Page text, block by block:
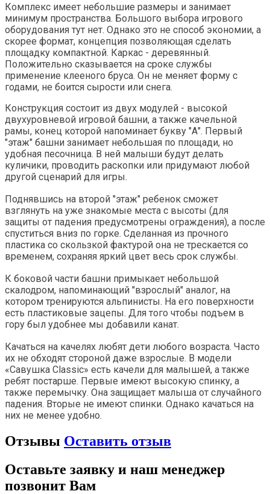
Комплекс имеет небольшие размеры и занимает
минимум пространства. Большого выбора игрового
оборудования тут нет. Однако это не способ экономии, а
скорее формат, концепция позволяющая сделать
площадку компактной. Каркас - деревянный.
Положительно сказывается на сроке службы
применение клееного бруса. Он не меняет форму с
годами, не боится сырости или снега.
Конструкция состоит из двух модулей - высокой
двухуровневой игровой башни, а также качельной
рамы, конец которой напоминает букву "А". Первый
"этаж" башни занимает небольшая по площади, но
удобная песочница. В ней малыши будут делать
куличики, проводить раскопки или придумают любой
другой сценарий для игры.
Поднявшись на второй "этаж" ребенок сможет
взглянуть на уже знакомые места с высоты (для
защиты от падения предусмотрены ограждения), а после
спуститься вниз по горке. Сделанная из прочного
пластика со скользкой фактурой она не трескается со
временем, сохраняя яркий цвет весь срок службы.
К боковой части башни примыкает небольшой
скалодром, напоминающий "взрослый" аналог, на
котором тренируются альпинисты. На его поверхности
есть пластиковые зацепы. Для того чтобы подъем в
гору был удобнее мы добавили канат.
Качаться на качелях любят дети любого возраста. Часто
их не обходят стороной даже взрослые. В модели
«Савушка Classic» есть качели для малышей, а также
ребят постарше. Первые имеют высокую спинку, а
также перемычку. Она защищает малыша от случайного
падения. Вторые не имеют спинки. Однако качаться на
них не менее удобно.
Отзывы Оставить отзыв
Оставьте заявку и наш менеджер
позвонит Вам